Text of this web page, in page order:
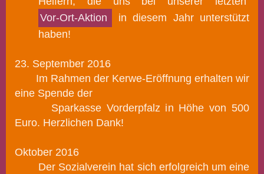
Vor-Ort-Aktion
in diesem Jahr unterstützt
haben!
23. September 2016
Im Rahmen der Kerwe-Eröffnung erhalten wir
eine Spende der
Sparkasse Vorderpfalz in Höhe von 500
Euro. Herzlichen Dank!
Oktober 2016
Der Sozialverein hat sich erfolgreich um eine